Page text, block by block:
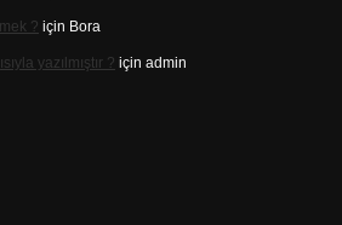
? için Bora
yazılmıştır ? için admin